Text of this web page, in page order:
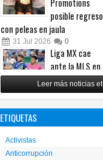
en software con IA
anomalías en
Promotions
posible regreso
con peleas en jaula
31 Jul 2026 0
Liga MX cae
ante la MLS en
un intenso
Juego de
Estrellas
29 Jul 2026
Leer más noticias
ETIQUETAS
Activistas
Anticorrupción